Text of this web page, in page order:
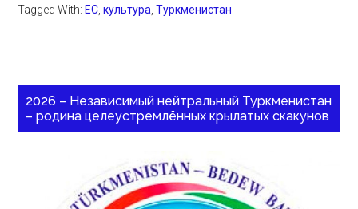
Tagged With: ЕС,культура,Туркменистан
2026 – Независимый нейтральный Туркменистан
– родина целеустремлённых крылатых скакунов